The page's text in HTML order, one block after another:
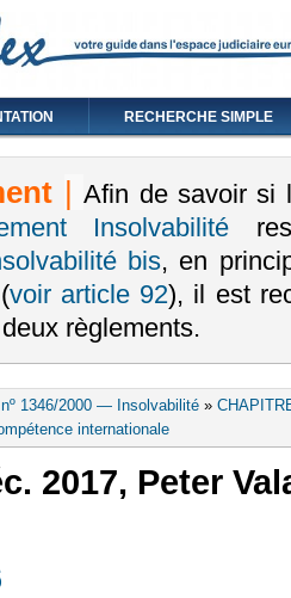
RECHERCHE SIMPLE
| Afin de savoir si
Insolvabilité
bis, en
voir article 92), il est
règlements.
1346/2000 — Insolvabilité »
internationale
2017, Peter